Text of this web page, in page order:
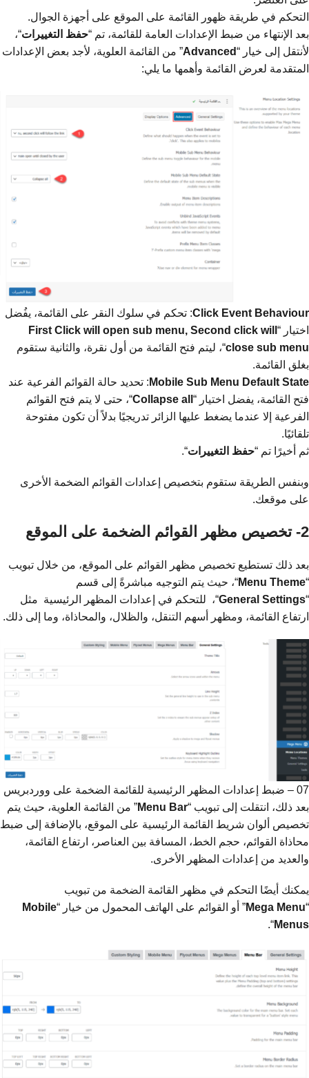
التحكم في طريقة ظهور القائمة على الموقع على أجهزة الجوال.
بعد الإنتهاء من ضبط الإعدادات العامة للقائمة، تم “حفظ التغييرات“،
لأنتقل إلى خيار “Advanced” من القائمة العلوية، لأجد بعض الإعدادات
المتقدمة لعرض القائمة وأهمها ما يلي:
Click Event Behaviour: تحكم في سلوك النقر على القائمة، يفُضل
اختيار “ First Click will open sub menu, Second click will
close sub menu“، ليتم فتح القائمة من أول نقرة، والثانية ستقوم
بغلق القائمة.
Mobile Sub Menu Default State : تحديد حالة القوائم الفرعية عند
فتح القائمة، يفضل اختيار “ Collapse all“، حتى لا يتم فتح القوائم
الفرعية إلا عندما يضغط عليها الزائر تدريجيًا بدلاً أن تكون مفتوحة
تلقائيًا.
ثم أخيرًا تم “حفظ التغييرات“.
وبنفس الطريقة ستقوم بتخصيص إعدادات القوائم الضخمة الأخرى
على موقعك.
2- تخصيص مظهر القوائم الضخمة على الموقع
بعد ذلك تستطيع تخصيص مظهر القوائم على الموقع، من خلال تبويب
“
Menu Theme
“، حيث يتم التوجيه مباشرةً إلى قسم
“
General Settings
“، للتحكم في إعدادات المظهر الرئيسية مثل
ارتفاع القائمة، ومظهر أسهم التنقل، والظلال، والمحاذاة، وما إلى ذلك.
07 – ضبط إعدادات المظهر الرئيسية للقائمة الضخمة على ووردبريس
بعد ذلك، انتقلت إلى تبويب “
Menu Bar
” من القائمة العلوية، حيث يتم
تخصيص ألوان شريط القائمة الرئيسية على الموقع، بالإضافة إلى ضبط
محاذاة القوائم، حجم الخط، المسافة بين العناصر، ارتفاع القائمة،
والعديد من إعدادات المظهر الأخرى.
يمكنك أيضًا التحكم في مظهر القائمة الضخمة من تبويب
“
Mega Menu ” أو القوائم على الهاتف المحمول من خيار “Mobile
Menus
“.